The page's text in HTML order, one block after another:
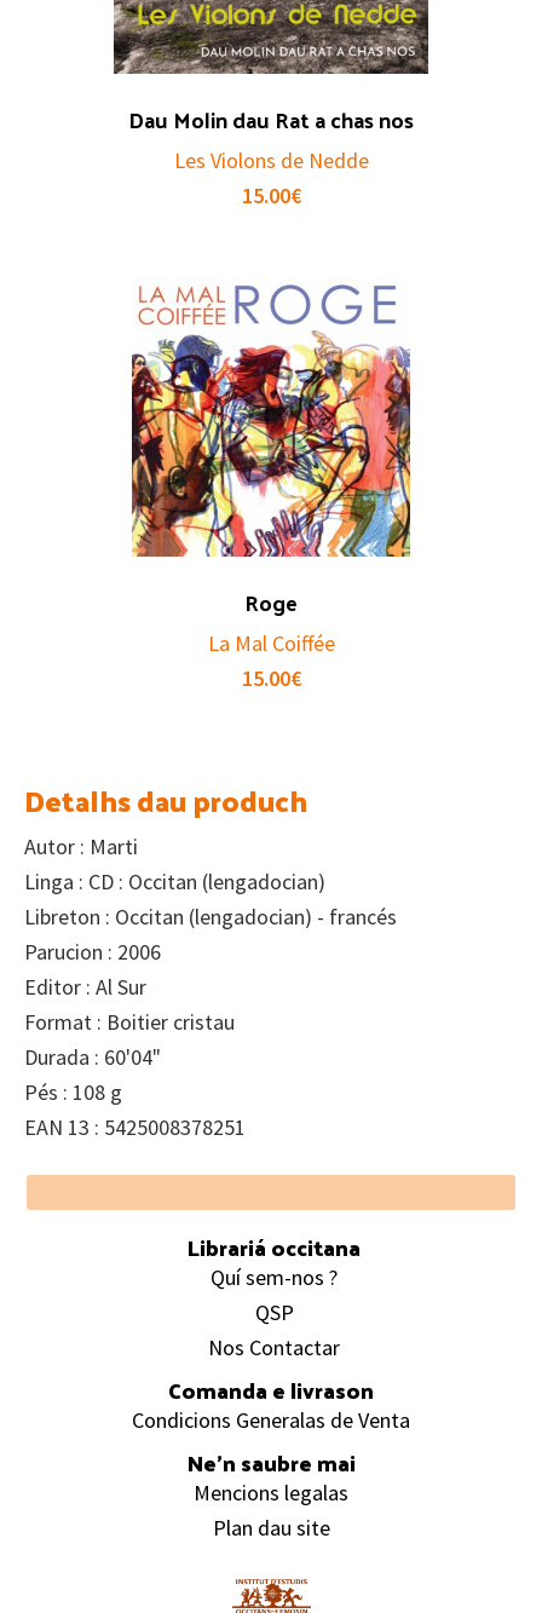
Dau Molin dau Rat a chas nos
Les Violons de Nedde
15.00€
Roge
La Mal Coiffée
15.00€
Detalhs dau produch
Autor : Marti
Linga : CD : Occitan (lengadocian)
Libreton : Occitan (lengadocian) - francés
Parucion : 2006
Editor : Al Sur
Format : Boitier cristau
Durada : 60'04"
Pés : 108 g
EAN 13 : 5425008378251
Footer
Librariá occitana
Quí sem-nos ?
QSP
Nos Contactar
Comanda e livrason
Condicions Generalas de Venta
Ne’n saubre mai
Mencions legalas
Plan dau site